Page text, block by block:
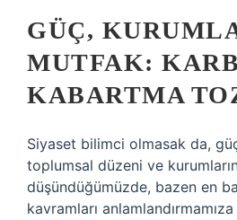
GÜÇ,
MUTFAK:
KABARTMA
Siyaset bilimci olmasak da,
toplumsal düzeni ve
düşündüğümüzde, bazen en
kavramları